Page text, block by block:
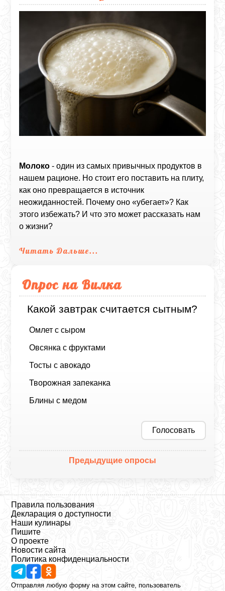
Молоко - один из самых привычных продуктов в
нашем рационе. Но стоит его поставить на плиту,
как оно превращается в источник
неожиданностей. Почему оно «убегает»? Как
этого избежать? И что это может рассказать нам
о жизни?
Читать Дальше...
Опрос на Вилка
Какой завтрак считается сытным?
Омлет с сыром
Овсянка с фруктами
Тосты с авокадо
Творожная запеканка
Блины с медом
Голосовать
Предыдущие опросы
Правила пользования
Декларация о доступности
Наши кулинары
Пишите
О проекте
Новости сайта
Политика конфиденциальности
Отправляя любую форму на этом сайте, пользователь